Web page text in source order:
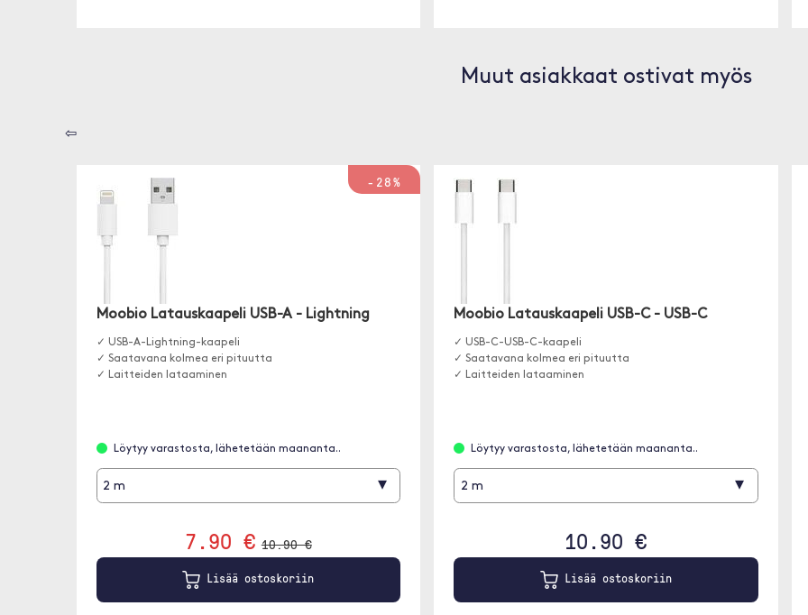
Muut asiakkaat ostivat myös
⇦
-28%
Moobio Latauskaapeli USB-A - Lightning
✓ USB-A-Lightning-kaapeli
✓ Saatavana kolmea eri pituutta
✓ Laitteiden lataaminen
Löytyy varastosta, lähetetään maananta..
2 m ▾
7.90 € 10.90 €
Lisää ostoskoriin
Moobio Latauskaapeli USB-C - USB-C
✓ USB-C-USB-C-kaapeli
✓ Saatavana kolmea eri pituutta
✓ Laitteiden lataaminen
Löytyy varastosta, lähetetään maananta..
2 m ▾
10.90 €
Lisää ostoskoriin